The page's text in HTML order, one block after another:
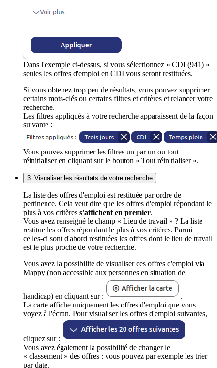
Dans l'exemple ci-dessus, si vous sélectionnez « CDI (941) »
seules les offres d'emploi en CDI vous seront restituées.
Si vous obtenez trop peu de résultats, vous pouvez supprimer
certains mots-clés ou certains filtres et critères et relancer votre
recherche.
Les filtres appliqués à votre recherche apparaissent de la façon
suivante :
Vous pouvez supprimer les filtres un par un ou tout
réinitialiser en cliquant sur le bouton « Tout réinitialiser ».
3. Visualiser les résultats de votre recherche
La liste des offres d'emploi est restituée par ordre de
pertinence. Cela veut dire que les offres d'emploi répondant le
plus à vos critères s'affichent en premier.
Vous avez renseigné le champ « Lieu de travail » ? La liste
restitue les offres répondant le plus à vos critères. Parmi
celles-ci sont d'abord restituées les offres dont le lieu de travail
est le plus proche de votre recherche.
Vous avez la possibilité de visualiser ces offres d'emploi via
Mappy (non accessible aux personnes en situation de
handicap) en cliquant sur :
.
La carte affiche uniquement les offres d'emploi que vous
voyez à l'écran. Pour visualiser les offres d'emploi suivantes,
cliquez sur :
Vous avez également la possibilité de changer le
« classement » des offres : vous pouvez par exemple les trier
par date.